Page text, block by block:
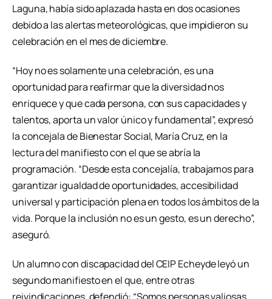
Laguna, había sido aplazada hasta en dos ocasiones
debido a las alertas meteorológicas, que impidieron su
celebración en el mes de diciembre.
“Hoy no es solamente una celebración, es una
oportunidad para reafirmar que la diversidad nos
enriquece y que cada persona, con sus capacidades y
talentos, aporta un valor único y fundamental”, expresó
la concejala de Bienestar Social, María Cruz, en la
lectura del manifiesto con el que se abría la
programación. “Desde esta concejalía, trabajamos para
garantizar igualdad de oportunidades, accesibilidad
universal y participación plena en todos los ámbitos de la
vida. Porque la inclusión no es un gesto, es un derecho”,
aseguró.
Un alumno con discapacidad del CEIP Echeyde leyó un
segundo manifiesto en el que, entre otras